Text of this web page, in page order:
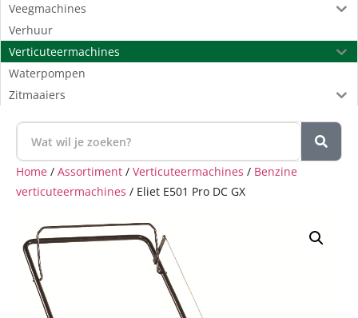
Veegmachines
Verhuur
Verticuteermachines
Waterpompen
Zitmaaiers
Home / Assortiment / Verticuteermachines / Benzine
verticuteermachines / Eliet E501 Pro DC GX